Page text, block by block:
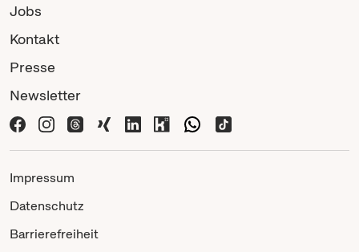
Jobs
Kontakt
Presse
Newsletter
Impressum
Datenschutz
Barrierefreiheit